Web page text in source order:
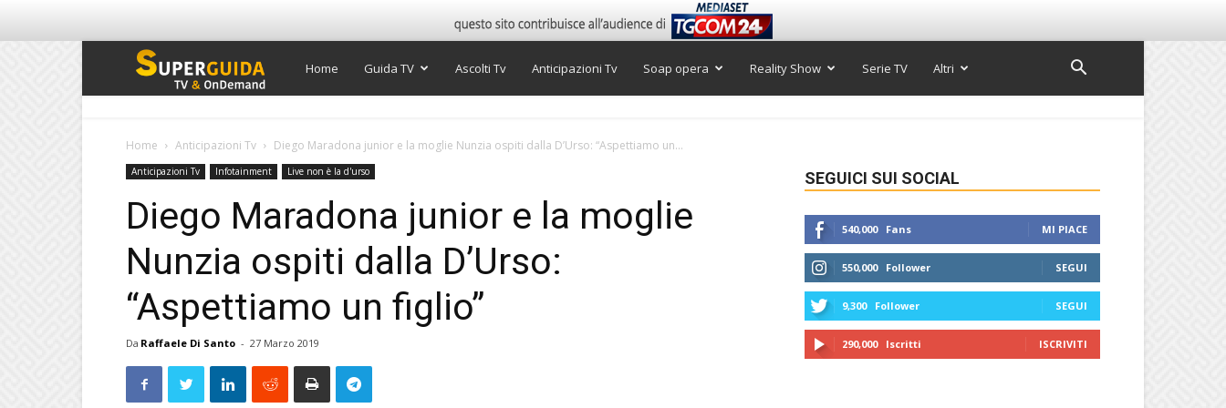
Super
TV
Home Guida TV Ascolti Tv Anticipazioni Tv Soap opera Reality Show Serie TV Altri
Home Anticipazioni Tv Diego Maradona junior e la moglie Nunzia ospiti dalla D’Urso: “Aspettiamo un...
Anticipazioni Tv Infotainment Live non è la d'urso
Diego Maradona junior e la moglie
Nunzia ospiti dalla D’Urso:
“Aspettiamo un figlio”
Da Raffaele Di Santo - 27 Marzo 2019
SEGUICI SUI SOCIAL
540,000 Fans MI PIACE
550,000 Follower SEGUI
9,300 Follower SEGUI
290,000 Iscritti ISCRIVITI